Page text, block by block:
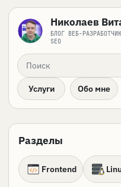
Николаев
БЛОГ ВЕБ-
SEO
Поиск по сайту
Услуги Обо мне
Разделы
Frontend